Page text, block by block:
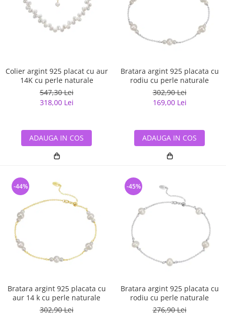
Colier argint 925 placat cu aur
14K cu perle naturale
547,30 Lei
318,00 Lei
ADAUGA IN COS
Bratara argint 925 placata cu
rodiu cu perle naturale
302,90 Lei
169,00 Lei
ADAUGA IN COS
Bratara argint 925 placata cu
aur 14 k cu perle naturale
302,90 Lei
-44%
Bratara argint 925 placata cu
rodiu cu perle naturale
276,90 Lei
-45%